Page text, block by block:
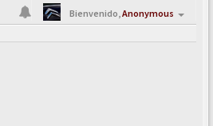
Bienvenido,Anonymous